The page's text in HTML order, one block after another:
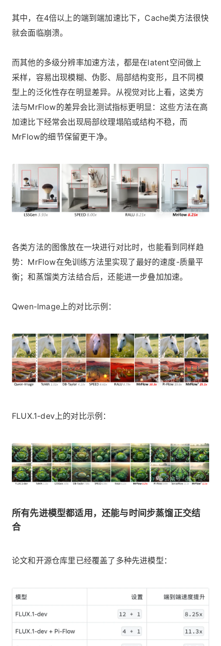
其中，在4倍以上的端到端加速比下，Cache类方法很快
就会面临崩溃。
而其他的多级分辨率加速方法，都是在latent空间做上
采样，容易出现模糊、伪影、局部结构变形，且不同模
型上的泛化性存在明显差异。从视觉对比上看，这类方
法与MrFlow的差异会比测试指标更明显：这些方法在高
加速比下经常会出现局部纹理塌陷或结构不稳，而
MrFlow的细节保留更干净。
各类方法的图像放在一块进行对比时，也能看到同样趋
势：MrFlow在免训练方法里实现了最好的速度-质量平
衡；和蒸馏类方法结合后，还能进一步叠加加速。
Qwen-Image上的对比示例：
FLUX.1-dev上的对比示例：
所有先进模型都适用，还能与时间步蒸馏正交结
合
论文和开源仓库里已经覆盖了多种先进模型：